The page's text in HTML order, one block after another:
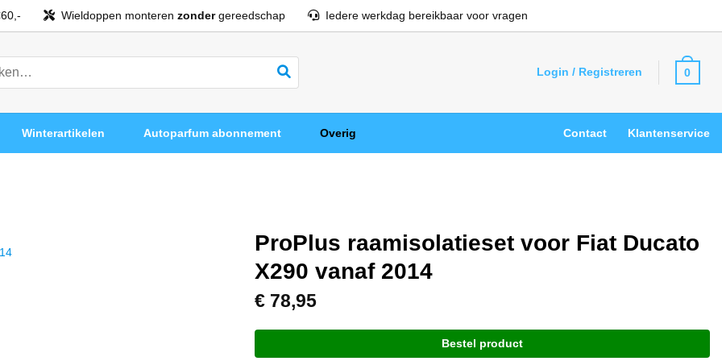
Wieldoppen monteren zondergereedschap Iedere werkdag bereikbaar voor vragen
Login / Registreren 0
Winterartikelen Autoparfum abonnement Overig Contact Klantenservice
ProPlus raamisolatieset voor Fiat Ducato
X290 vanaf 2014
€ 78,95
Bestel product